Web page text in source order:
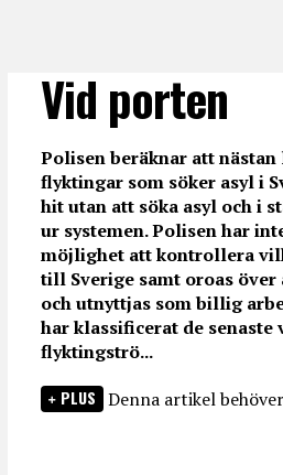
Vid porten
Polisen beräknar att nästan
flyktingar som söker asyl i
hit utan att söka asyl och i
ur systemen. Polisen har
möjlighet att kontrollera
till Sverige samt oroas
och utnyttjas som billig
har klassificerat de senaste
flyktingströ...
PLUS Denna artikel